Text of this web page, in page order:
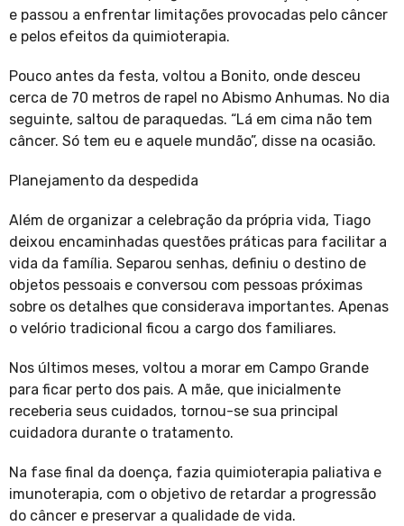
e passou a enfrentar limitações provocadas pelo câncer
e pelos efeitos da quimioterapia.
Pouco antes da festa, voltou a Bonito, onde desceu
cerca de 70 metros de rapel no Abismo Anhumas. No dia
seguinte, saltou de paraquedas. “Lá em cima não tem
câncer. Só tem eu e aquele mundão”, disse na ocasião.
Planejamento da despedida
Além de organizar a celebração da própria vida, Tiago
deixou encaminhadas questões práticas para facilitar a
vida da família. Separou senhas, definiu o destino de
objetos pessoais e conversou com pessoas próximas
sobre os detalhes que considerava importantes. Apenas
o velório tradicional ficou a cargo dos familiares.
Nos últimos meses, voltou a morar em Campo Grande
para ficar perto dos pais. A mãe, que inicialmente
receberia seus cuidados, tornou-se sua principal
cuidadora durante o tratamento.
Na fase final da doença, fazia quimioterapia paliativa e
imunoterapia, com o objetivo de retardar a progressão
do câncer e preservar a qualidade de vida.